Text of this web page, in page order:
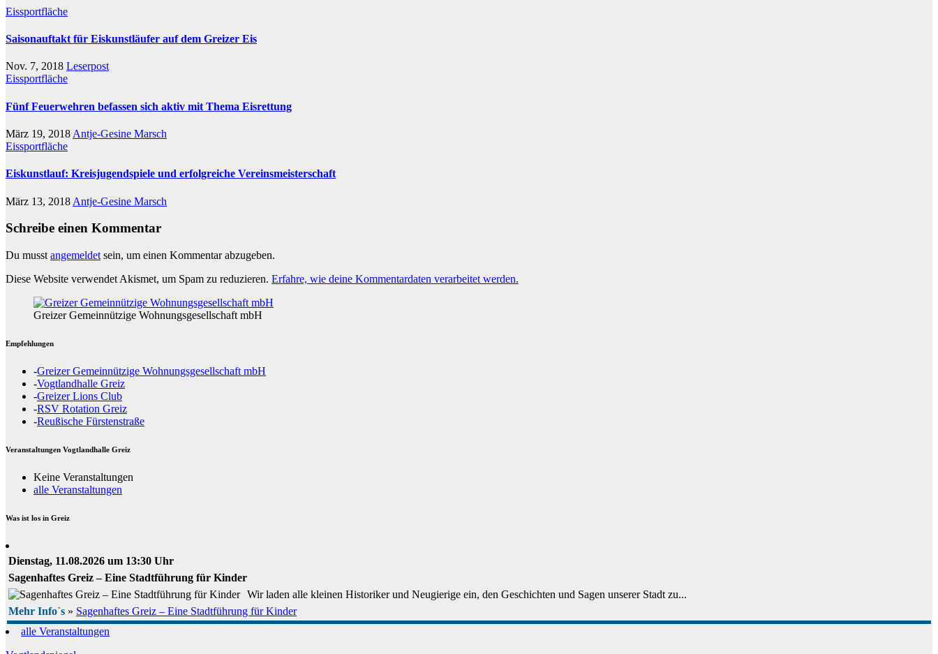
Eissportfläche
Saisonauftakt für Eiskunstläufer auf dem Greizer Eis
Nov. 7, 2018 Leserpost
Eissportfläche
Fünf Feuerwehren befassen sich aktiv mit Thema Eisrettung
März 19, 2018 Antje-Gesine Marsch
Eissportfläche
Eiskunstlauf: Kreisjugendspiele und erfolgreiche Vereinsmeisterschaft
März 13, 2018 Antje-Gesine Marsch
Schreibe einen Kommentar
Du musst angemeldet sein, um einen Kommentar abzugeben.
Diese Website verwendet Akismet, um Spam zu reduzieren. Erfahre, wie deine Kommentardaten verarbeitet werden.
Greizer Gemeinnützige Wohnungsgesellschaft mbH
Empfehlungen
-Greizer Gemeinnützige Wohnungsgesellschaft mbH
-Vogtlandhalle Greiz
-Greizer Lions Club
-RSV Rotation Greiz
-Reußische Fürstenstraße
Veranstaltungen Vogtlandhalle Greiz
Keine Veranstaltungen
alle Veranstaltungen
Was ist los in Greiz
Dienstag, 11.08.2026 um 13:30 Uhr
Sagenhaftes Greiz – Eine Stadtführung für Kinder
Wir laden alle kleinen Historiker und Neugierige ein, den Geschichten und Sagen unserer Stadt zu...
Mehr Info`s » Sagenhaftes Greiz – Eine Stadtführung für Kinder
alle Veranstaltungen